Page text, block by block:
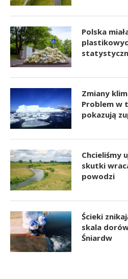
Polska
Zmiany
Problem w
pokazują
Chcieliśmy
skutki
powodzi
Ścieki
skala
Śniardw